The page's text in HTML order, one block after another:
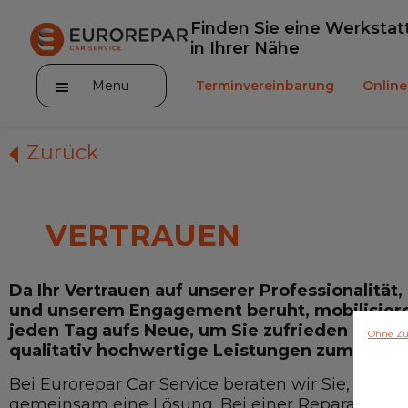
Finden Sie eine
in Ihrer Nähe
Menu
Die Marke
Leistungen
Angebote
Neuigkeiten
Unser Sortiment EUROREPAR
Terminvereinbarung
Zurück
VERTRAUEN
Da Ihr Vertrauen auf unserer Professionalität,
und unserem Engagement beruht,
jeden Tag aufs Neue, um Sie zufrieden zu
qualitativ hochwertige Leistungen zum
Bei Eurorepar Car Service beraten wir Sie,
Ohne